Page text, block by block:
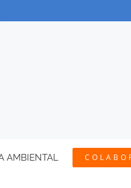
AMBIENTAL